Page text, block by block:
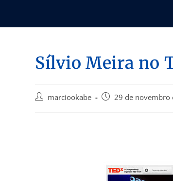
Sílvio Meira no
marciookabe 29 de novembro